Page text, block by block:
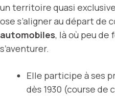
un territoire quasi
ose s’aligner au départ de
automobiles, là où peu de
s’aventurer.
Elle participe à ses
dès 1930 (course de